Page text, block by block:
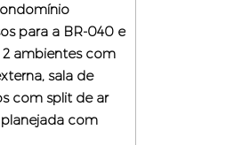
para a BR-040 e
ambientes com
sala de
com split de ar
com